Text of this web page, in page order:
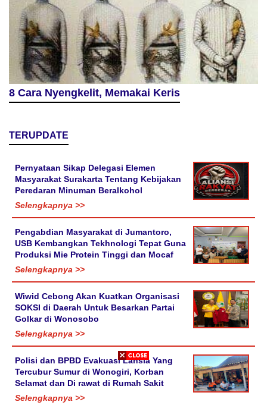
8 Cara Nyengkelit, Memakai Keris
TERUPDATE
Pernyataan Sikap Delegasi Elemen
Masyarakat Surakarta Tentang Kebijakan
Peredaran Minuman Beralkohol
Selengkapnya >>
Pengabdian Masyarakat di Jumantoro,
USB Kembangkan Tekhnologi Tepat Guna
Produksi Mie Protein Tinggi dan Mocaf
Selengkapnya >>
Wiwid Cebong Akan Kuatkan Organisasi
SOKSI di Daerah Untuk Besarkan Partai
Golkar di Wonosobo
Selengkapnya >>
Polisi dan BPBD Evakuasi Lansia Yang
Tercubur Sumur di Wonogiri, Korban
Selamat dan Di rawat di Rumah Sakit
Selengkapnya >>